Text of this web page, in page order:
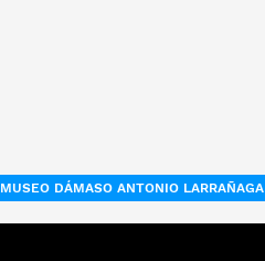
MUSEO DÁMASO ANTONIO LARRAÑAGA